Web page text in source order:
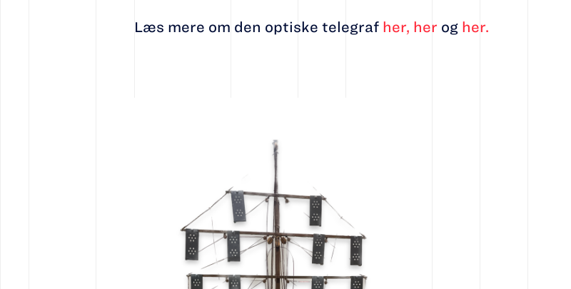
Læs mere om den optiske telegraf her, her og her.